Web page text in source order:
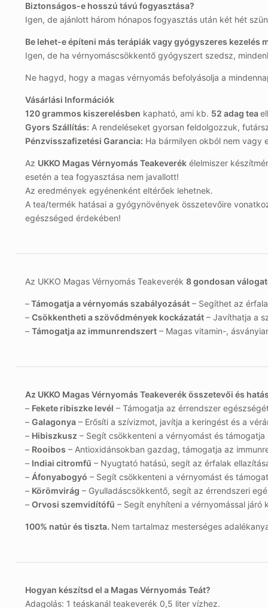
Biztonságos-e hosszú távú fogyasztása?
Igen, de ajánlott három hónapos fogyasztás után két hét
Be lehet-e építeni más terápiák vagy gyógyszeres kezelés
Igen, de ha vérnyomáscsökkentő gyógyszert szedsz,
Ne hagyd, hogy a magas vérnyomás befolyásolja a
Vásárlási Információk
120 grammos kiszerelésben kapható, ami kb. 52 adag tea
Gyors Szállítás: A rendeléseket gyorsan feldolgozzuk,
Pénzvisszafizetési Garancia: Ha bármilyen okból nem vagy
Az UKKO Magas Vérnyomás Teakeverékélelmiszer
esetén a tea fogyasztása nem javallott!
Az eredmények egyénenként eltérőek lehetnek.
A tea/termék hatásai a gyógynövények összetevőire
egészséged érdekében!
Az UKKO Magas Vérnyomás Teakeverék 8 gondosan
–Támogatja a vérnyomás szabályozását– Segíthet az
– Csökkentheti a szövődmények kockázatát– Javíthatja a
– Támogatja az immunrendszert– Magas vitamin-,
Az UKKO Magas Vérnyomás Teakeverék összetevői és
– Fekete ribiszke levél – Támogatja az érrendszer
– Galagonya– Erősíti a szívizmot, javítja a keringést és a
– Hibiszkusz – Segít csökkenteni a vérnyomást és
– Rooibos – Antioxidánsokban gazdag, támogatja az
– Indiai citromfű – Nyugtató hatású, segít az érfalak
– Áfonyabogyó – Segít csökkenteni a vérnyomást és
– Körömvirág – Gyulladáscsökkentő, segít az érrendszeri
– Orvosi szemvidítófű – Segít enyhíteni a vérnyomással járó
100% natúr és tiszta. Nem tartalmaz mesterséges
Hogyan készítsd el a Magas Vérnyomás Teát?
Adagolás: 1 teáskanál teakeverék 0,5 liter vízhez.